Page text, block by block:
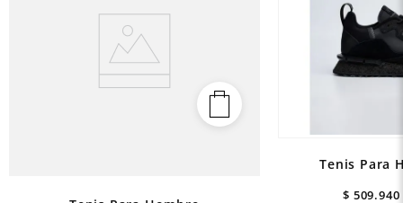
Tenis Para
$ 509.940